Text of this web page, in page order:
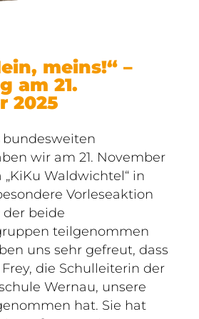
meins!“ –
am 21.
2025
bundesweiten
wir am 21. November
Waldwichtel“ in
Vorleseaktion
der beide
teilgenommen
uns sehr gefreut, dass
die Schulleiterin der
Wernau, unsere
hat. Sie hat